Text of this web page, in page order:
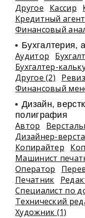
Другое
Кассир
Кредитный агент
Финансовый
Бухгалтерия,
Аудитор
Бухгалтер-
Другое (2)
Финансовый
Дизайн,
полиграфия
Автор
Дизайнер-
Копирайтер
Машинист
Оператор
Печатник
Специалист по
Технический
Художник (1)